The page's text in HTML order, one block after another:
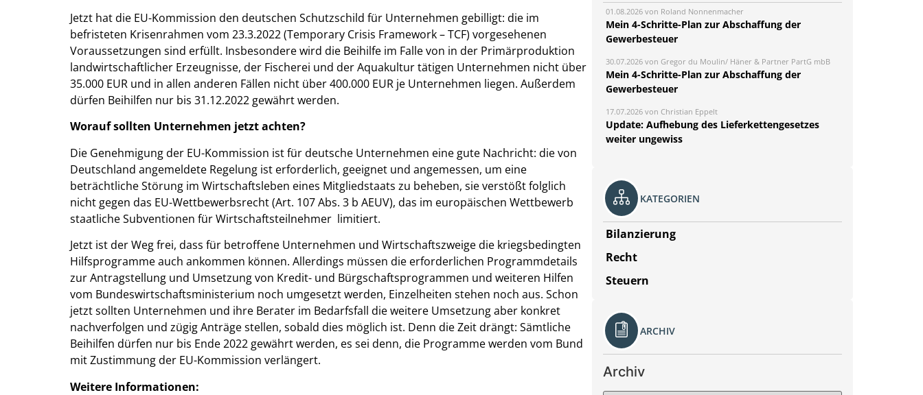
Jetzt hat die EU-Kommission den deutschen Schutzschild für Unternehmen gebilligt: die im
befristeten Krisenrahmen vom 23.3.2022 (Temporary Crisis Framework – TCF) vorgesehenen
Voraussetzungen sind erfüllt. Insbesondere wird die Beihilfe im Falle von in der Primärproduktion
landwirtschaftlicher Erzeugnisse, der Fischerei und der Aquakultur tätigen Unternehmen nicht über
35.000 EUR und in allen anderen Fällen nicht über 400.000 EUR je Unternehmen liegen. Außerdem
dürfen Beihilfen nur bis 31.12.2022 gewährt werden.
Worauf sollten Unternehmen jetzt achten?
Die Genehmigung der EU-Kommission ist für deutsche Unternehmen eine gute Nachricht: die von
Deutschland angemeldete Regelung ist erforderlich, geeignet und angemessen, um eine
beträchtliche Störung im Wirtschaftsleben eines Mitgliedstaats zu beheben, sie verstößt folglich
nicht gegen das EU-Wettbewerbsrecht (Art. 107 Abs. 3 b AEUV), das im europäischen Wettbewerb
staatliche Subventionen für Wirtschaftsteilnehmer limitiert.
Jetzt ist der Weg frei, dass für betroffene Unternehmen und Wirtschaftszweige die kriegsbedingten
Hilfsprogramme auch ankommen können. Allerdings müssen die erforderlichen Programmdetails
zur Antragstellung und Umsetzung von Kredit- und Bürgschaftsprogrammen und weiteren Hilfen
vom Bundeswirtschaftsministerium noch umgesetzt werden, Einzelheiten stehen noch aus. Schon
jetzt sollten Unternehmen und ihre Berater im Bedarfsfall die weitere Umsetzung aber konkret
nachverfolgen und zügig Anträge stellen, sobald dies möglich ist. Denn die Zeit drängt: Sämtliche
Beihilfen dürfen nur bis Ende 2022 gewährt werden, es sei denn, die Programme werden vom Bund
mit Zustimmung der EU-Kommission verlängert.
Weitere Informationen:
01.08.2026 von Roland Nonnenmacher
Mein 4-Schritte-Plan zur Abschaffung der
Gewerbesteuer
30.07.2026 von Gregor du Moulin/ Häner & Partner PartG mbB
Mein 4-Schritte-Plan zur Abschaffung der
Gewerbesteuer
17.07.2026 von Christian Eppelt
Update: Aufhebung des Lieferkettengesetzes
weiter ungewiss
KATEGORIEN
Bilanzierung
Recht
Steuern
ARCHIV
Archiv